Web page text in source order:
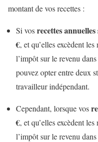
montant de vos recettes :
Si vosrecettes
€, et qu’elles excèdent
l’impôt sur le revenu
pouvez opter entre deux
travailleur indépendant.
Cependant, lorsque vos
€, et qu’elles excèdent
l’impôt sur le revenu